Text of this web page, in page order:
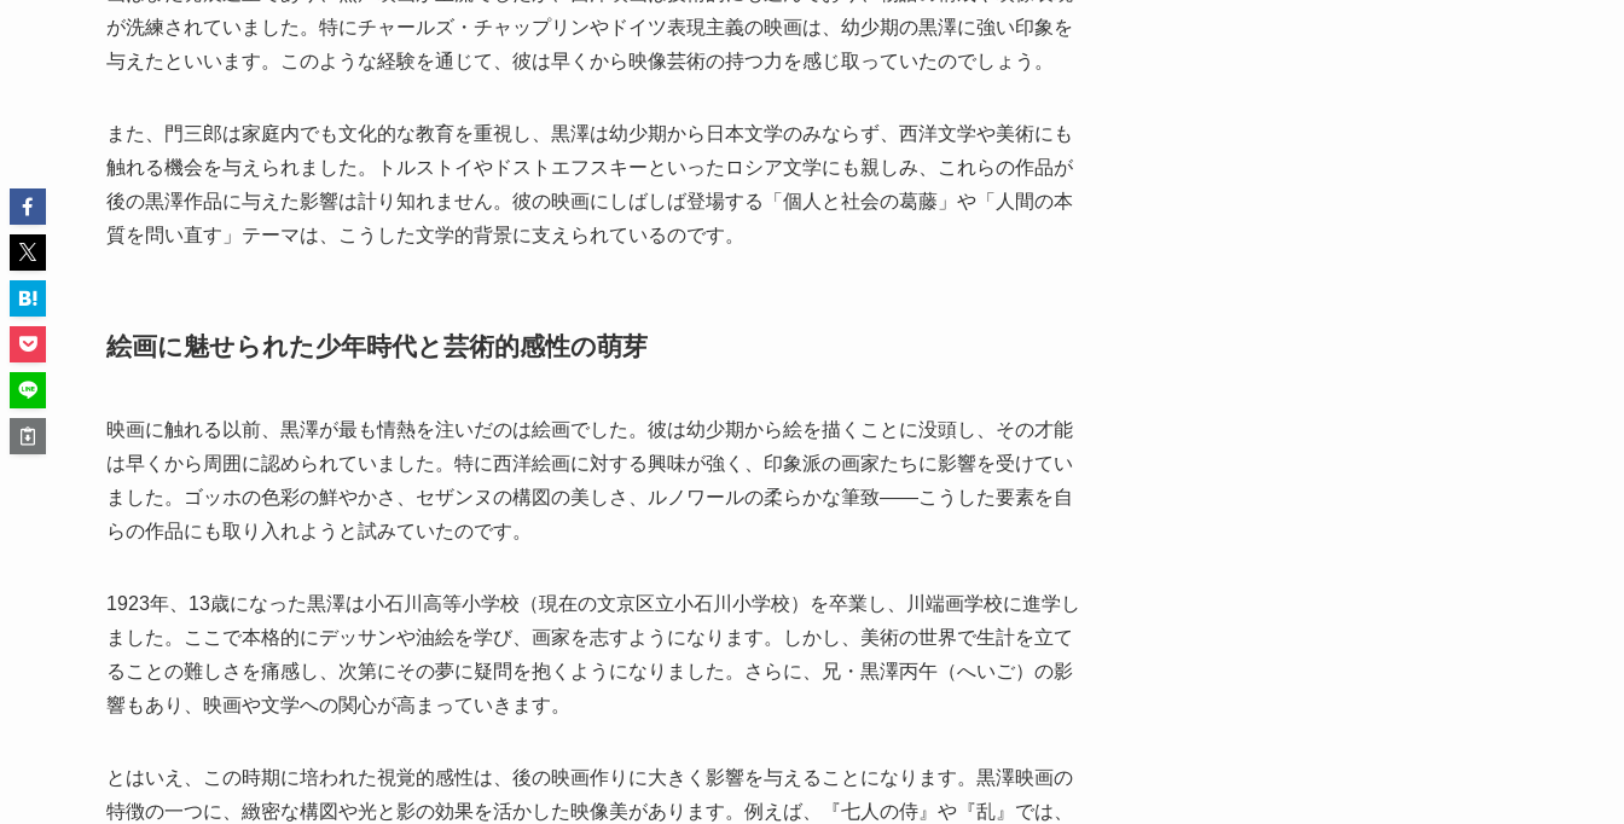
が洗練されていました。特にチャールズ・チャップリンやドイツ表現主義の映画は、幼少期の黒澤に強い印象を
与えたといいます。このような経験を通じて、彼は早くから映像芸術の持つ力を感じ取っていたのでしょう。
また、門三郎は家庭内でも文化的な教育を重視し、黒澤は幼少期から日本文学のみならず、西洋文学や美術にも
触れる機会を与えられました。トルストイやドストエフスキーといったロシア文学にも親しみ、これらの作品が
後の黒澤作品に与えた影響は計り知れません。彼の映画にしばしば登場する「個人と社会の葛藤」や「人間の本
質を問い直す」テーマは、こうした文学的背景に支えられているのです。
絵画に魅せられた少年時代と芸術的感性の萌芽
映画に触れる以前、黒澤が最も情熱を注いだのは絵画でした。彼は幼少期から絵を描くことに没頭し、その才能
は早くから周囲に認められていました。特に西洋絵画に対する興味が強く、印象派の画家たちに影響を受けてい
ました。ゴッホの色彩の鮮やかさ、セザンヌの構図の美しさ、ルノワールの柔らかな筆致――こうした要素を自
らの作品にも取り入れようと試みていたのです。
1923年、13歳になった黒澤は小石川高等小学校（現在の文京区立小石川小学校）を卒業し、川端画学校に進学し
ました。ここで本格的にデッサンや油絵を学び、画家を志すようになります。しかし、美術の世界で生計を立て
ることの難しさを痛感し、次第にその夢に疑問を抱くようになりました。さらに、兄・黒澤丙午（へいご）の影
響もあり、映画や文学への関心が高まっていきます。
とはいえ、この時期に培われた視覚的感性は、後の映画作りに大きく影響を与えることになります。黒澤映画の
特徴の一つに、緻密な構図や光と影の効果を活かした映像美があります。例えば、『七人の侍』や『乱』では、